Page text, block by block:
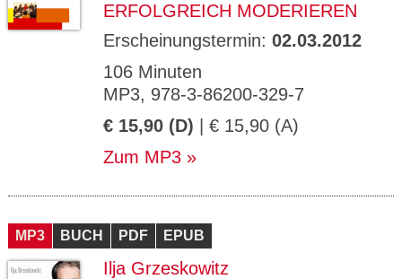
ERFOLGREICH MODERIEREN
Erscheinungstermin: 02.03.2012
106 Minuten
MP3, 978-3-86200-329-7
€ 15,90 (D) | € 15,90 (A)
Zum MP3
MP3 BUCH PDF EPUB
Ilja Grzeskowitz